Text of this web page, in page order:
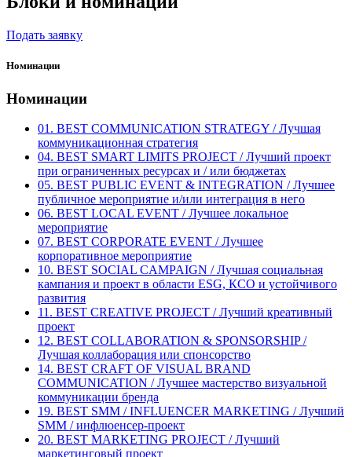
Подать заявку
Номинации
Номинации
01. BEST COMMUNICATION STRATEGY / Лучшая
коммуникационная стратегия
04. BEST SMART LIMITS PROJECT / Лучший проект
при ограниченных ресурсах и / или бюджетах
05. BEST PUBLIC EVENT & INTEGRATION / Лучшее
публичное мероприятие и/или интеграция в него
06. BEST LOCAL EVENT / Лучшее локальное
мероприятие
07. BEST CORPORATE EVENT / Лучшее
корпоративное мероприятие
10. BEST SOCIAL CAMPAIGN / Лучшая социальная
кампания и проект в области ESG, КСО и устойчивого
развития
11. BEST CREATIVE PROJECT / Лучший креативный
проект
12. BEST COLLABORATION & SPONSORSHIP /
Лучшая коллаборация или спонсорство
14. BEST CRAFT OF VISUAL BRAND
COMMUNICATION / Лучшее мастерство визуальной
коммуникации бренда
19. BEST SMM / INFLUENCER MARKETING / Лучший
SMM / инфлюенсер-проект
20. BEST MARKETING PROJECT / Лучший
маркетинговый проект